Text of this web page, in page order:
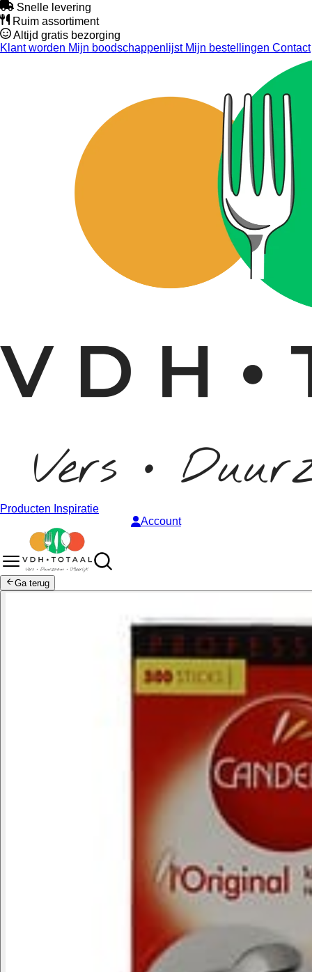
Snelle levering
Ruim assortiment
Altijd gratis bezorging
Klant worden Mijn boodschappenlijstMijn bestellingen Contact
Producten Inspiratie
Account
Ga terug